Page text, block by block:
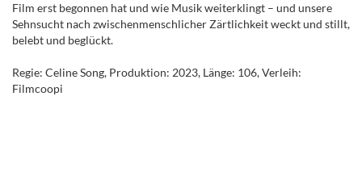
Film erst begonnen hat und wie Musik weiterklingt – und unsere
Sehnsucht nach zwischenmenschlicher Zärtlichkeit weckt und stillt,
belebt und beglückt.
Regie: Celine Song, Produktion: 2023, Länge: 106, Verleih:
Filmcoopi